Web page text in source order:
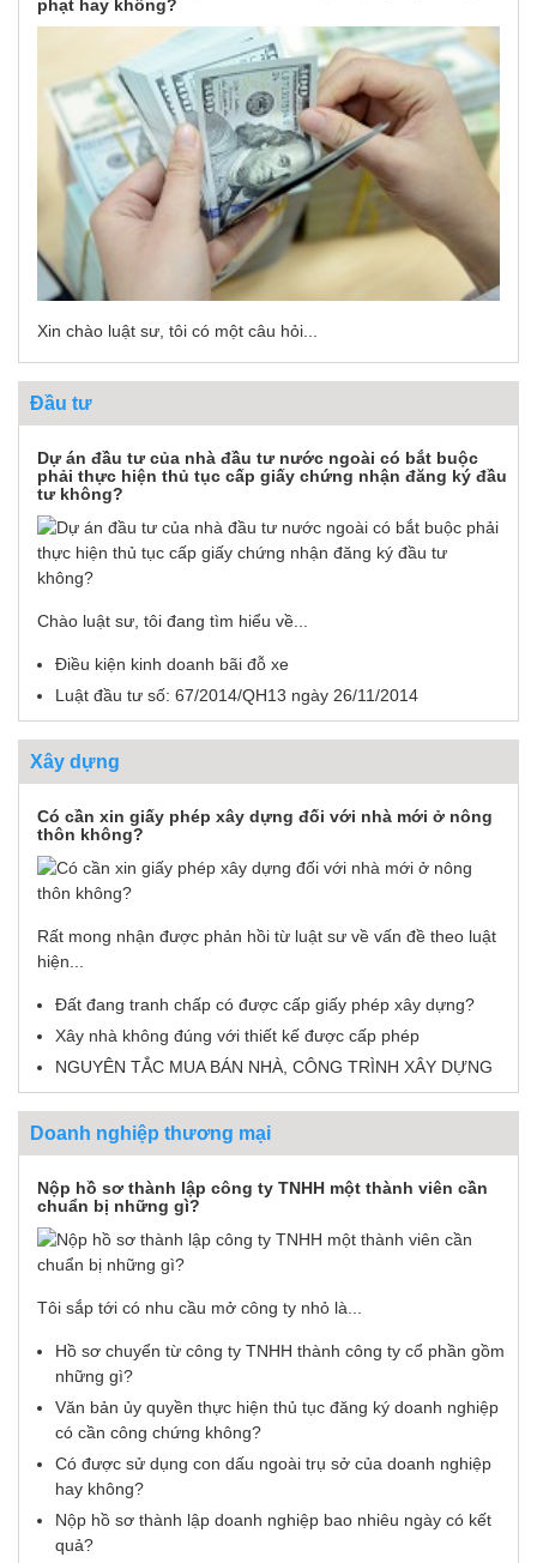
phạt hay không?
Xin chào luật sư, tôi có một câu hỏi...
Đầu tư
Dự án đầu tư của nhà đầu tư nước ngoài có bắt buộc
phải thực hiện thủ tục cấp giấy chứng nhận đăng ký đầu
tư không?
Chào luật sư, tôi đang tìm hiểu về...
Điều kiện kinh doanh bãi đỗ xe
Luật đầu tư số: 67/2014/QH13 ngày 26/11/2014
Xây dựng
Có cần xin giấy phép xây dựng đối với nhà mới ở nông
thôn không?
Rất mong nhận được phản hồi từ luật sư về vấn đề theo luật
hiện...
Đất đang tranh chấp có được cấp giấy phép xây dựng?
Xây nhà không đúng với thiết kế được cấp phép
NGUYÊN TẮC MUA BÁN NHÀ, CÔNG TRÌNH XÂY DỰNG
Doanh nghiệp thương mại
Nộp hồ sơ thành lập công ty TNHH một thành viên cần
chuẩn bị những gì?
Tôi sắp tới có nhu cầu mở công ty nhỏ là...
Hồ sơ chuyển từ công ty TNHH thành công ty cổ phần gồm
những gì?
Văn bản ủy quyền thực hiện thủ tục đăng ký doanh nghiệp
có cần công chứng không?
Có được sử dụng con dấu ngoài trụ sở của doanh nghiệp
hay không?
Nộp hồ sơ thành lập doanh nghiệp bao nhiêu ngày có kết
quả?